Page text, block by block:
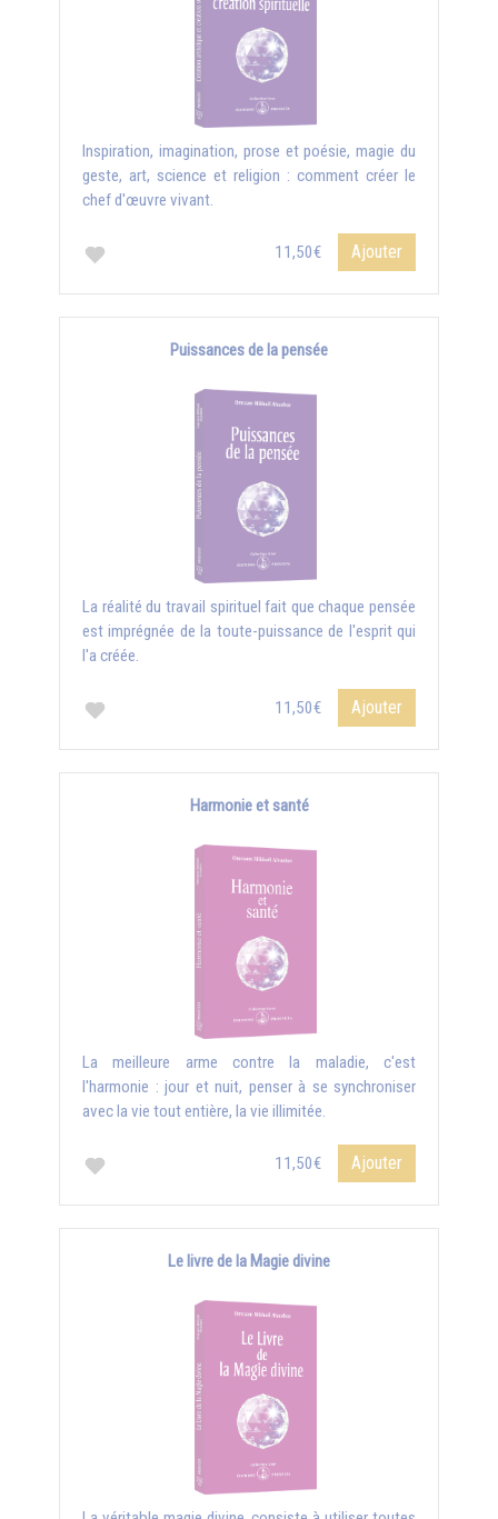
Inspiration, imagination, prose et poésie, magie du
geste, art, science et religion : comment créer le
chef d'œuvre vivant.
11,50€ Ajouter
Puissances de la pensée
La réalité du travail spirituel fait que chaque pensée
est imprégnée de la toute-puissance de l'esprit qui
l'a créée.
11,50€ Ajouter
Harmonie et santé
La meilleure arme contre la maladie, c'est
l'harmonie : jour et nuit, penser à se synchroniser
avec la vie tout entière, la vie illimitée.
11,50€ Ajouter
Le livre de la Magie divine